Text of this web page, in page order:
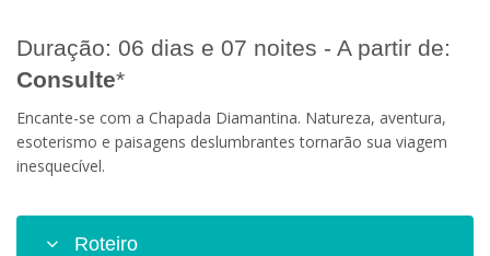
Duração: 06 dias e 07 noites - A partir de:
Consulte*
Encante-se com a Chapada Diamantina. Natureza, aventura,
esoterismo e paisagens deslumbrantes tornarão sua viagem
inesquecível.
Roteiro